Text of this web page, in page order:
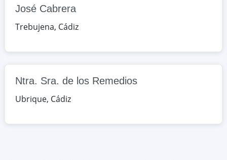
José Cabrera
Trebujena, Cádiz
Ntra. Sra. de los Remedios
Ubrique, Cádiz